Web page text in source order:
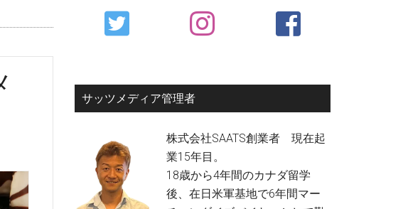
Primary
Sidebar
サッツメディア管理者
株式会社SAATS創業者 現在起
業15年目。
18歳から4年間のカナダ留学
後、在日米軍基地で6年間マー